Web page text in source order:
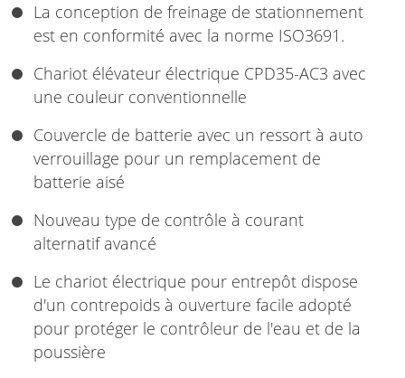
La conception de freinage de stationnement
est en conformité avec la norme ISO3691.
Chariot élévateur électrique CPD35-AC3 avec
une couleur conventionnelle
Couvercle de batterie avec un ressort à auto
verrouillage pour un remplacement de
batterie aisé
Nouveau type de contrôle à courant
alternatif avancé
Le chariot électrique pour entrepôt dispose
d'un contrepoids à ouverture facile adopté
pour protéger le contrôleur de l'eau et de la
poussière